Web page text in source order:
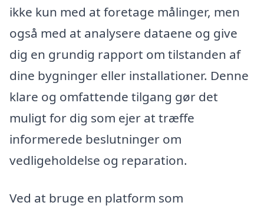
ikke kun med at foretage målinger, men
også med at analysere dataene og give
dig en grundig rapport om tilstanden af
dine bygninger eller installationer. Denne
klare og omfattende tilgang gør det
muligt for dig som ejer at træffe
informerede beslutninger om
vedligeholdelse og reparation.
Ved at bruge en platform som